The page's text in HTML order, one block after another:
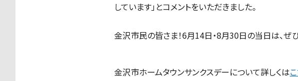
しています」とコメントをいただきました。
金沢市民の皆さま！6月14日・8月30日の当日は、ぜ
金沢市ホームタウンサンクスデーについて詳しくは